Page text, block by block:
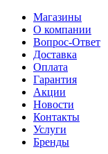
Магазины
О компании
Вопрос-Ответ
Доставка
Оплата
Гарантия
Акции
Новости
Контакты
Услуги
Бренды